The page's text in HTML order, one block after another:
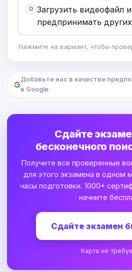
D Загрузить видеофайл
предпринимать
Нажмите на вариант, чтобы
Добавьте нас в качестве
в Google
Сдайте
бесконечного
Получите все проверенные
для этого экзамена в одном
часы подготовки. 1000+
· начните
Сдайте экзамен
Карта не